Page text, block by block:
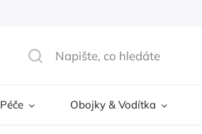
Péče Obojky & Vodítka